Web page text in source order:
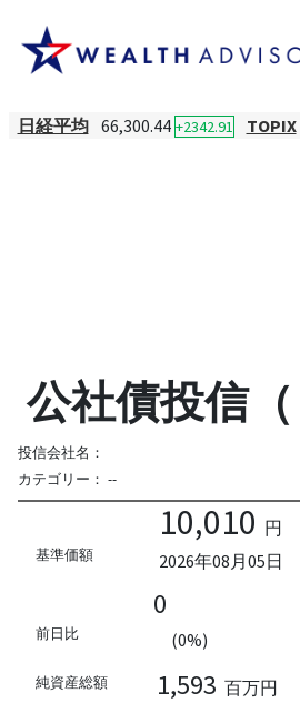
日経平均 66,300.44 +2342.91 TOPIX
公社債投信（
投信会社名：
カテゴリー： --
基準価額
10,010 円
2026年08月05日
前日比
0
(0%)
純資産総額 1,593 百万円